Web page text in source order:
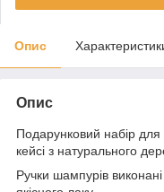
Опис
Опис
Подарунковий набір
кейсі з натурального
Ручки шампурів